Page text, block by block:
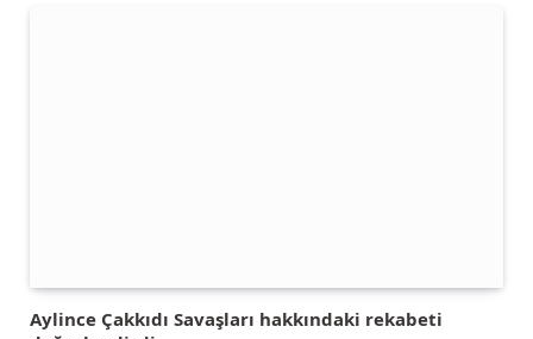
Aylince Çakkıdı Savaşları hakkındaki rekabeti